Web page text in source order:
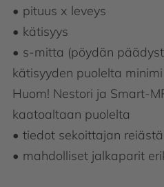
• pituus x leveys
• kätisyys
• s-mitta (pöydän
kätisyyden puolelta
Huom! Nestori ja Smart-
kaatoaltaan puolelta
• tiedot sekoittajan reiästä
• mahdolliset jalkaparit